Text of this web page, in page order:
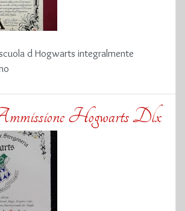
d Hogwarts integralmente
Hogwarts Dlx